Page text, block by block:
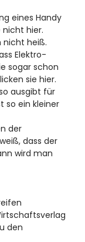
eines Handy
nicht hier.
nicht heiß.
Elektro-
sogar schon
sie hier.
ausgibt für
so ein kleiner
der
dass der
wird man
den